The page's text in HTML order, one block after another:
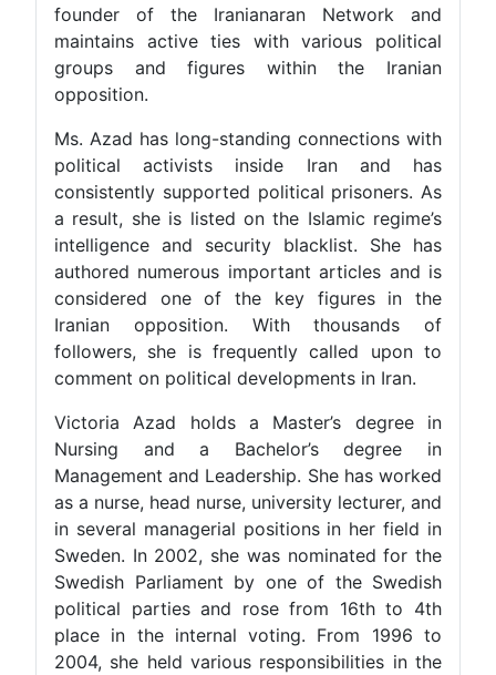
founder of the Iranianaran Network
maintains active ties with various
groups and figures within the
opposition.
Ms. Azad has long-standing connections
political activists inside Iran and
consistently supported political prisoners.
a result, she is listed on the Islamic
intelligence and security blacklist. She
authored numerous important articles and
considered one of the key figures in
Iranian opposition. With thousands
followers, she is frequently called upon
comment on political developments in Iran.
Victoria Azad holds a Master’s degree
Nursing and a Bachelor’s degree
Management and Leadership. She has
as a nurse, head nurse, university lecturer,
in several managerial positions in her field
Sweden. In 2002, she was nominated for
Swedish Parliament by one of the
political parties and rose from 16th to
place in the internal voting. From 1996
2004, she held various responsibilities in